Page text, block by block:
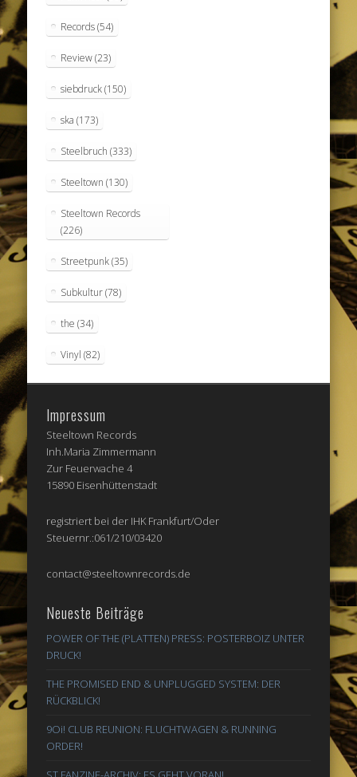
Records(54)
Review(23)
siebdruck(150)
ska (173)
Steelbruch (333)
Steeltown (130)
Steeltown Records
(226)
Streetpunk(35)
Subkultur(78)
the (34)
Vinyl (82)
Impressum
Steeltown Records
Inh.Maria Zimmermann
Zur Feuerwache 4
15890 Eisenhüttenstadt
registriert bei der IHK Frankfurt/Oder
Steuernr.:061/210/03420
contact@steeltownrecords.de
Neueste Beiträge
POWER OF THE (PLATTEN) PRESS: POSTERBOIZ UNTER
DRUCK!
THE PROMISED END & UNPLUGGED SYSTEM: DER
RÜCKBLICK!
9Oi! CLUB REUNION: FLUCHTWAGEN & RUNNING
ORDER!